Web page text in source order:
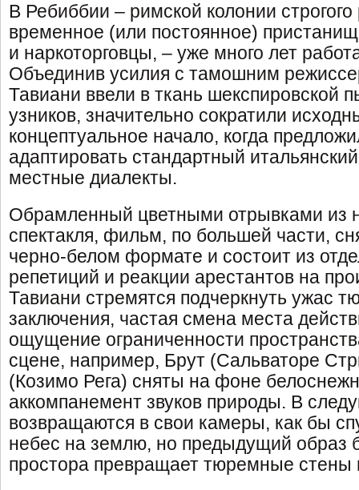
В Ребиббии – римской колонии
временное (или постоянное)
и наркоторговцы, – уже много лет
Объединив усилия с тамошним
Тавиани ввели в ткань шекспировской
узников, значительно сократили
концептуальное начало, когда
адаптировать стандартный
местные диалекты.
Обрамленный цветными отрывками из
спектакля, фильм, по большей части,
черно-белом формате и состоит из
репетиций и реакции арестантов на
Тавиани стремятся подчеркнуть ужас
заключения, частая смена места
ощущение ограниченности
сцене, например, Брут (Сальваторе
(Козимо Рега) сняты на фоне
аккомпанемент звуков природы. В
возвращаются в свои камеры, как бы
небес на землю, но предыдущий образ
простора превращает тюремные